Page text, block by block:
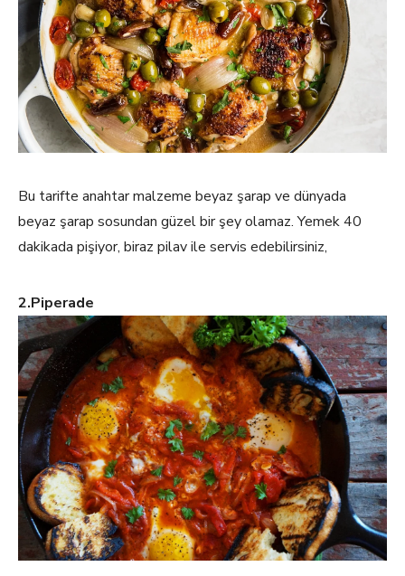
Bu tarifte anahtar malzeme beyaz şarap ve dünyada
beyaz şarap sosundan güzel bir şey olamaz. Yemek 40
dakikada pişiyor, biraz pilav ile servis edebilirsiniz,
2.Piperade